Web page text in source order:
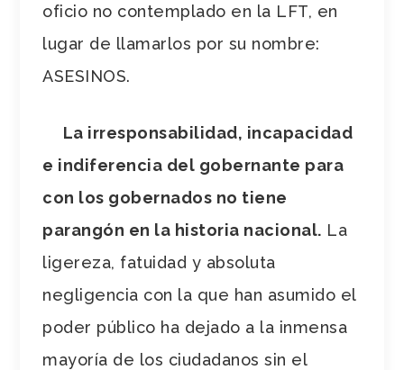
oficio no contemplado en la LFT, en
lugar de llamarlos por su nombre:
ASESINOS.
La irresponsabilidad, incapacidad
e indiferencia del gobernante para
con los gobernados no tiene
parangón en la historia nacional. La
ligereza, fatuidad y absoluta
negligencia con la que han asumido el
poder público ha dejado a la inmensa
mayoría de los ciudadanos sin el